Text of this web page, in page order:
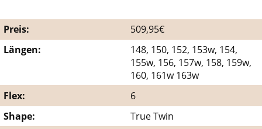
Preis:
509,95€
Längen:
148, 150, 152, 153w, 154,
155w, 156, 157w, 158, 159w,
160, 161w 163w
Flex:
6
Shape:
True Twin